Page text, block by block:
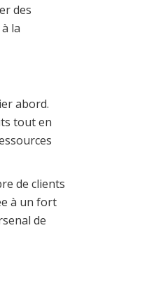
des
la
abord.
tout en
de clients
à un fort
de